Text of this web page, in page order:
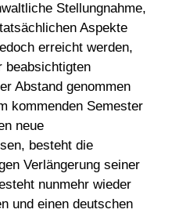
Stellungnahme,
Aspekte
erreicht werden,
beabsichtigten
Abstand genommen
kommenden Semester
neue
besteht die
Verlängerung seiner
nunmehr wieder
und einen deutschen